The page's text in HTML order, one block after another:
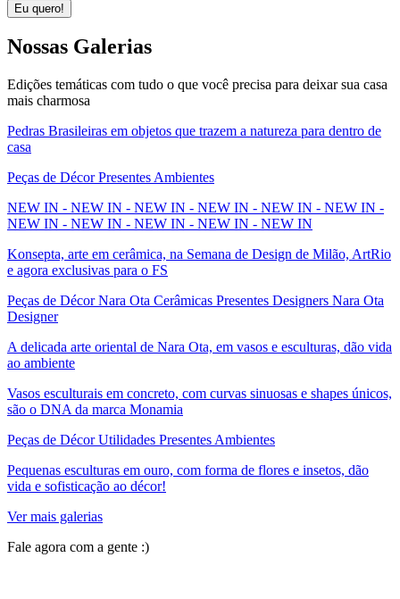
Eu quero!
Nossas Galerias
Edições temáticas com tudo o que você precisa para deixar sua casa
mais charmosa
Pedras Brasileiras em objetos que trazem a natureza para dentro de
casa
Peças de Décor Presentes Ambientes
NEW IN - NEW IN - NEW IN - NEW IN - NEW IN - NEW IN -
NEW IN - NEW IN - NEW IN - NEW IN - NEW IN
Konsepta, arte em cerâmica, na Semana de Design de Milão, ArtRio
e agora exclusivas para o FS
Peças de Décor Nara Ota Cerâmicas Presentes Designers Nara Ota
Designer
A delicada arte oriental de Nara Ota, em vasos e esculturas, dão vida
ao ambiente
Vasos esculturais em concreto, com curvas sinuosas e shapes únicos,
são o DNA da marca Monamia
Peças de Décor Utilidades Presentes Ambientes
Pequenas esculturas em ouro, com forma de flores e insetos, dão
vida e sofisticação ao décor!
Ver mais galerias
Fale agora com a gente :)